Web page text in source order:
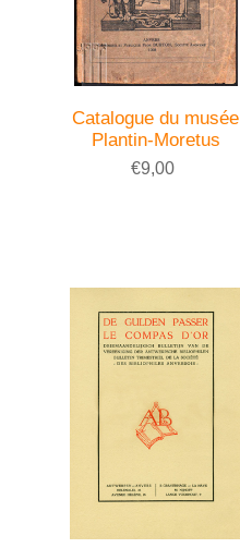
Catalogue du musée
Plantin-Moretus
€9,00